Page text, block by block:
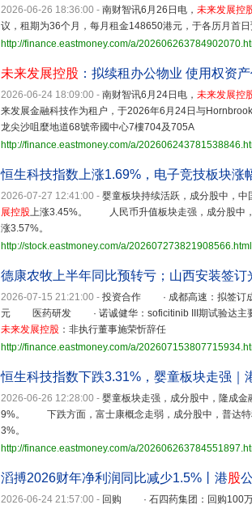
2026-06-26 18:36:00 - 南财智讯6月26日电， 未来发展控
议，租期为36个月，每月租金148650港元，于各历月首
http://finance.eastmoney.com/a/
未来发展控股 ：拟续租办公物业 使用权资
2026-06-24 18:09:00 - 南财智讯6月24日电， 未来发展控
来发展金融科技作为租户，于2026年6月24日与
龙尖沙咀麼地道68號帝國中心7樓704及705A
http://finance.eastmoney.com/a/
恒生科技指数上涨1.69%，电子竞技板块涨
2026-07-27 12:41:00 - 婴童板块持续活跃，成分股中，
展控股上涨3.45%。 人民币升值板块走强，成分股中，
涨3.57%。
http://stock.eastmoney.com/a/202607273821908566.html
德康农牧上半年同比预转亏；山西安装签订
2026-07-15 21:21:00 - 投资合作 · 成都高速：拟签订成
元 医药研发 · 诺诚健华：soficitinib III期试验达
未来发展控股 ：非执行董事施荣忻辞任
http://finance.eastmoney.com/a/
恒生科技指数下跌3.31%，婴童板块走强｜
2026-06-26 12:28:00 - 婴童板块走强，成分股中，隆成金
9%。 下跌方面，富士康概念走弱，成分股中，普达特
3%。
http://finance.eastmoney.com/a/
滔搏2026财年净利润同比减少1.5%丨港股
2026-06-24 21:57:00 - 回购 · 石四药集团：回购100